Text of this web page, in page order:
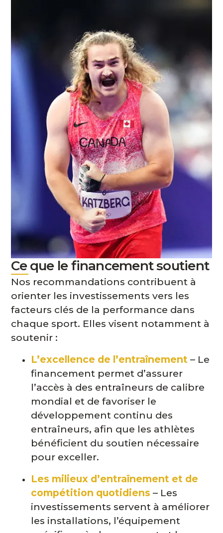
Ce que le financement soutient
Nos recommandations contribuent à
orienter les investissements vers les
facteurs clés de la performance dans
chaque sport. Elles visent notamment à
soutenir :
L’excellence de l’entraînement – Le
financement permet d’assurer
l’accès à des entraîneurs de calibre
mondial et de favoriser le
développement continu des
entraîneurs, afin que les athlètes
bénéficient du soutien nécessaire
pour exceller.
Les milieux d’entraînement et de
compétition quotidiens – Les
investissements servent à améliorer
les installations, l’équipement